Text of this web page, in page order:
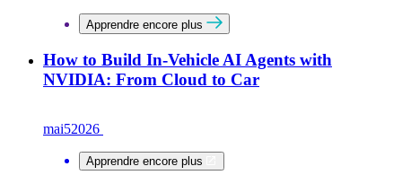
Apprendre encore plus
How to Build In-Vehicle AI Agents with
NVIDIA: From Cloud to Car
mai52026
Apprendre encore plus